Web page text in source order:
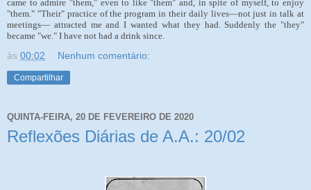
came to admire "them," even to like "them" and, in spite of myself, to enjoy
"them." "Their" practice of the program in their daily lives—not just in talk at
meetings— attracted me and I wanted what they had. Suddenly the "they"
became "we." I have not had a drink since.
às 00:02 Nenhum comentário:
Compartilhar
QUINTA-FEIRA, 20 DE FEVEREIRO DE 2020
Reflexões Diárias de A.A.: 20/02